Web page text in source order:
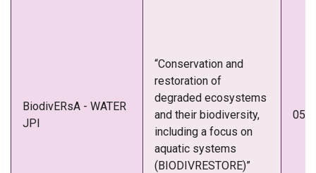
BiodivERsA - WATER
JPI
“Conservation and
restoration of
degraded ecosystems
and their biodiversity,
including a focus on
aquatic systems
(BIODIVRESTORE)”
05-